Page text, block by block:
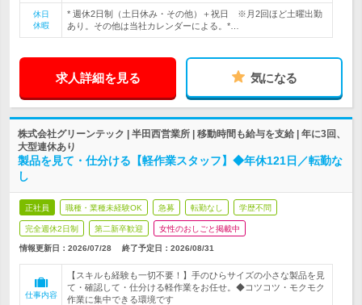
休日
休暇
* 週休2日制（土日休み・その他）＋祝日 ※月2回ほど土曜出勤
あり。その他は当社カレンダーによる。*…
求人詳細を見る 気になる
株式会社グリーンテック | 半田西営業所 | 移動時間も給与を支給 | 年に3回、
大型連休あり
製品を見て・仕分ける【軽作業スタッフ】◆年休121日／転勤な
し
正社員 職種・業種未経験OK 急募 転勤なし 学歴不問
完全週休2日制 第二新卒歓迎 女性のおしごと掲載中
情報更新日：2026/07/28 終了予定日： 2026/08/31
仕事内容
【スキルも経験も一切不要！】手のひらサイズの小さな製品を見
て・確認して・仕分ける軽作業をお任せ。◆コツコツ・モクモク
作業に集中できる環境です